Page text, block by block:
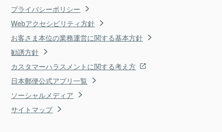
プライバシーポリシー
Webアクセシビリティ方針
お客さま本位の業務運営に関する基本方針
勧誘方針
カスタマーハラスメントに関する考え方
日本郵便公式アプリ一覧
ソーシャルメディア
サイトマップ